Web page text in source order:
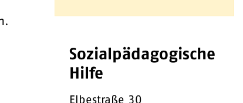
Sozialpädagogische
Hilfe
Elbestraße 30